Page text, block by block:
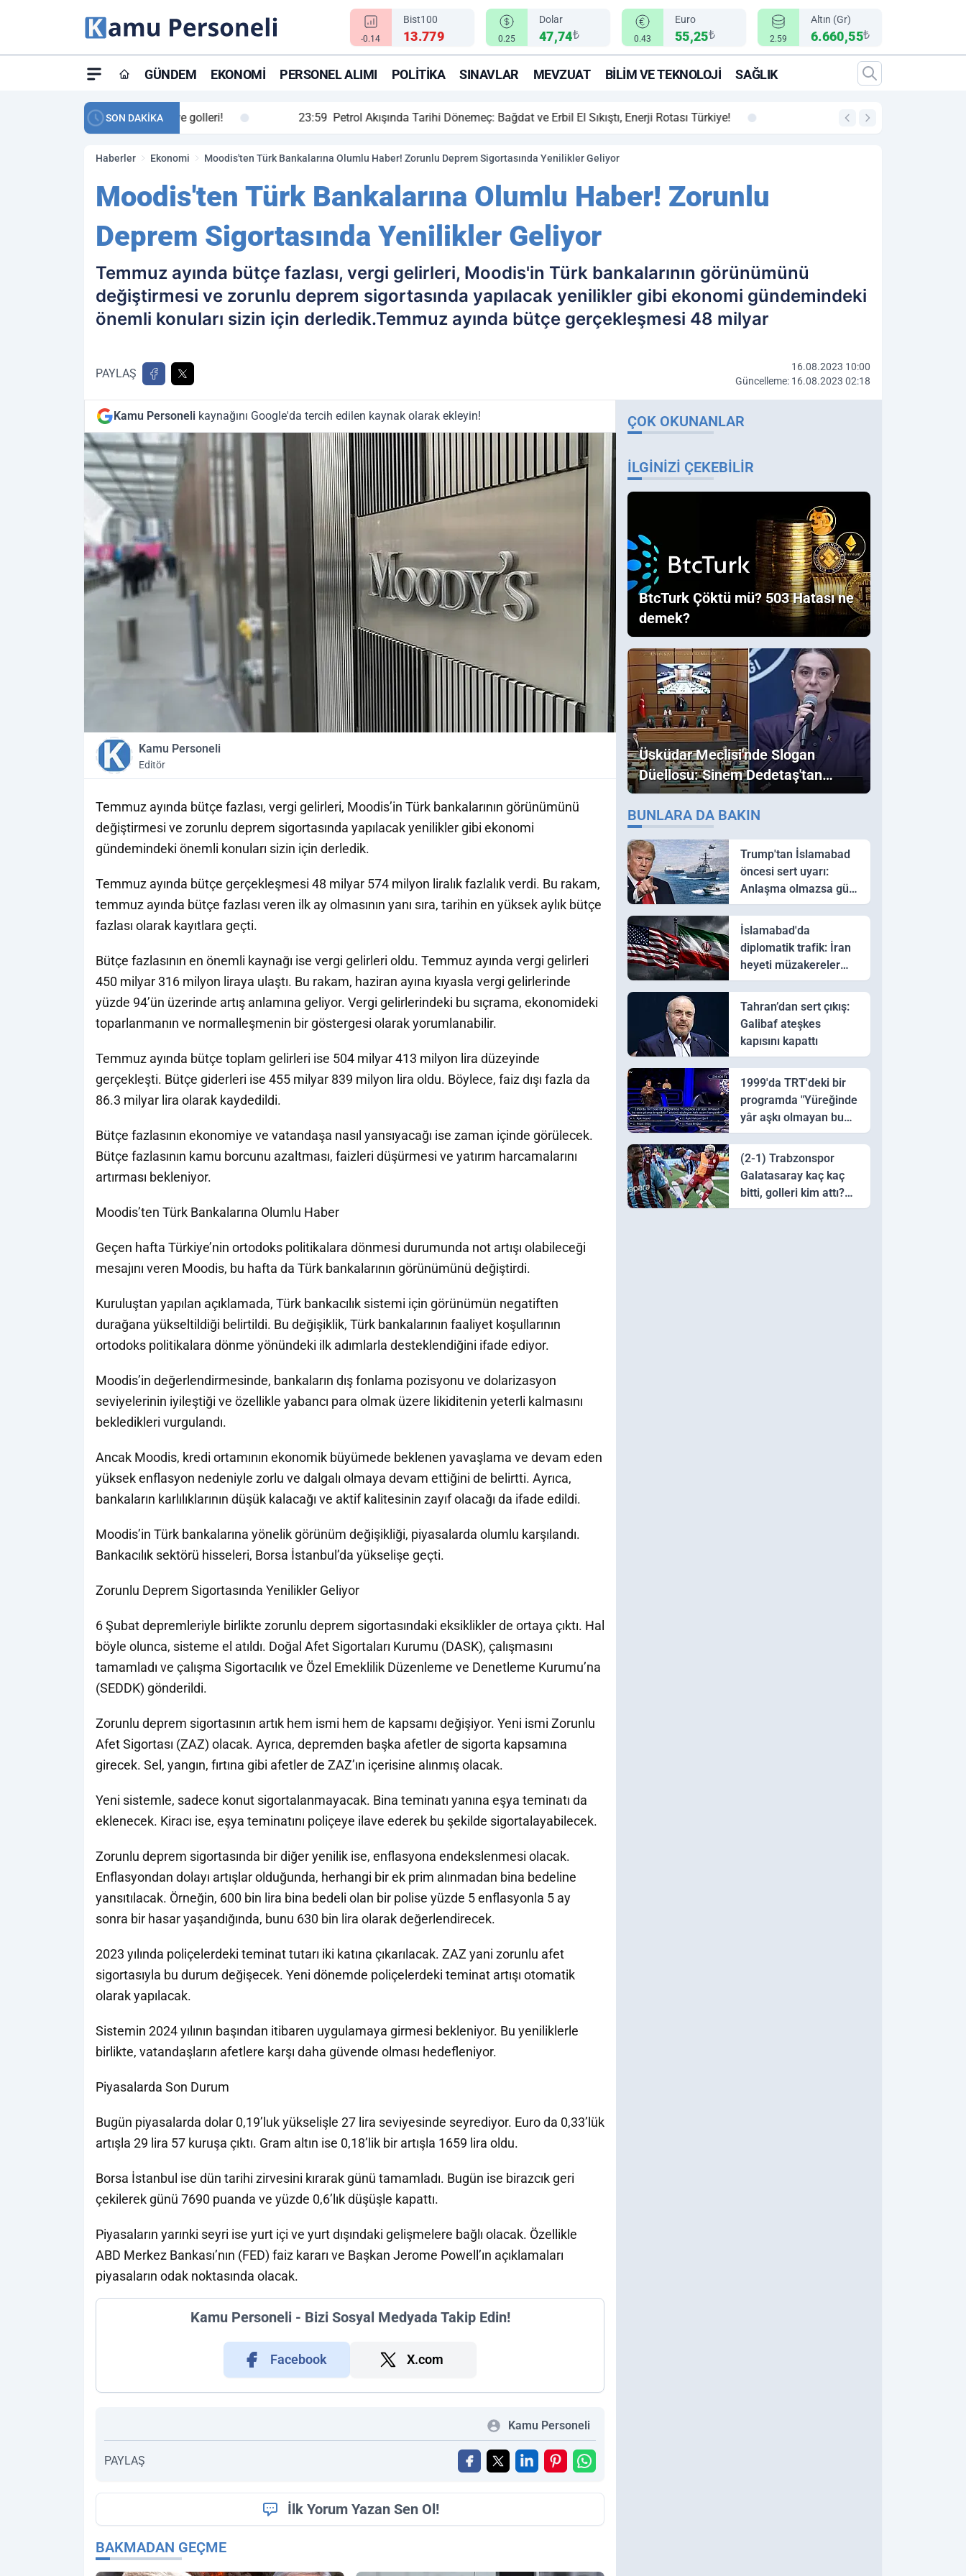
-0.14
Bist100
13.779 0.25
Dolar
47,74₺ 0.43
Euro
55,25₺ 2.59
Altın (Gr)
6.660,55₺
GÜNDEM EKONOMI PERSONEL ALIMI POLITIKA SINAVLAR MEVZUAT BILIM VE TEKNOLOJI SAĞLIK
SON DAKİKA
maç özeti ve golleri! 23:59 Petrol Akışında Tarihi Dönemeç: Bağdat ve Erbil El Sıkıştı, Enerji Rotası Türkiye! 00:12
Haberler Ekonomi Moodis'ten Türk Bankalarına Olumlu Haber! Zorunlu Deprem Sigortasında Yenilikler Geliyor
Moodis'ten Türk Bankalarına Olumlu Haber! Zorunlu
Deprem Sigortasında Yenilikler Geliyor
Temmuz ayında bütçe fazlası, vergi gelirleri, Moodis'in Türk bankalarının görünümünü
değiştirmesi ve zorunlu deprem sigortasında yapılacak yenilikler gibi ekonomi gündemindeki
önemli konuları sizin için derledik.Temmuz ayında bütçe gerçekleşmesi 48 milyar
PAYLAŞ
16.08.2023 10:00
Güncelleme: 16.08.2023 02:18
Kamu Personeli kaynağını Google'da tercih edilen kaynak olarak ekleyin!
Kamu Personeli
Editör
Temmuz ayında bütçe fazlası, vergi gelirleri, Moodis’in Türk bankalarının görünümünü
değiştirmesi ve zorunlu deprem sigortasında yapılacak yenilikler gibi ekonomi
gündemindeki önemli konuları sizin için derledik.
Temmuz ayında bütçe gerçekleşmesi 48 milyar 574 milyon liralık fazlalık verdi. Bu rakam,
temmuz ayında bütçe fazlası veren ilk ay olmasının yanı sıra, tarihin en yüksek aylık bütçe
fazlası olarak kayıtlara geçti.
Bütçe fazlasının en önemli kaynağı ise vergi gelirleri oldu. Temmuz ayında vergi gelirleri
450 milyar 316 milyon liraya ulaştı. Bu rakam, haziran ayına kıyasla vergi gelirlerinde
yüzde 94’ün üzerinde artış anlamına geliyor. Vergi gelirlerindeki bu sıçrama, ekonomideki
toparlanmanın ve normalleşmenin bir göstergesi olarak yorumlanabilir.
Temmuz ayında bütçe toplam gelirleri ise 504 milyar 413 milyon lira düzeyinde
gerçekleşti. Bütçe giderleri ise 455 milyar 839 milyon lira oldu. Böylece, faiz dışı fazla da
86.3 milyar lira olarak kaydedildi.
Bütçe fazlasının ekonomiye ve vatandaşa nasıl yansıyacağı ise zaman içinde görülecek.
Bütçe fazlasının kamu borcunu azaltması, faizleri düşürmesi ve yatırım harcamalarını
artırması bekleniyor.
Moodis’ten Türk Bankalarına Olumlu Haber
Geçen hafta Türkiye’nin ortodoks politikalara dönmesi durumunda not artışı olabileceği
mesajını veren Moodis, bu hafta da Türk bankalarının görünümünü değiştirdi.
Kuruluştan yapılan açıklamada, Türk bankacılık sistemi için görünümün negatiften
durağana yükseltildiği belirtildi. Bu değişiklik, Türk bankalarının faaliyet koşullarının
ortodoks politikalara dönme yönündeki ilk adımlarla desteklendiğini ifade ediyor.
Moodis’in değerlendirmesinde, bankaların dış fonlama pozisyonu ve dolarizasyon
seviyelerinin iyileştiği ve özellikle yabancı para olmak üzere likiditenin yeterli kalmasını
bekledikleri vurgulandı.
Ancak Moodis, kredi ortamının ekonomik büyümede beklenen yavaşlama ve devam eden
yüksek enflasyon nedeniyle zorlu ve dalgalı olmaya devam ettiğini de belirtti. Ayrıca,
bankaların karlılıklarının düşük kalacağı ve aktif kalitesinin zayıf olacağı da ifade edildi.
Moodis’in Türk bankalarına yönelik görünüm değişikliği, piyasalarda olumlu karşılandı.
Bankacılık sektörü hisseleri, Borsa İstanbul’da yükselişe geçti.
Zorunlu Deprem Sigortasında Yenilikler Geliyor
6 Şubat depremleriyle birlikte zorunlu deprem sigortasındaki eksiklikler de ortaya çıktı. Hal
böyle olunca, sisteme el atıldı. Doğal Afet Sigortaları Kurumu (DASK), çalışmasını
tamamladı ve çalışma Sigortacılık ve Özel Emeklilik Düzenleme ve Denetleme Kurumu’na
(SEDDK) gönderildi.
Zorunlu deprem sigortasının artık hem ismi hem de kapsamı değişiyor. Yeni ismi Zorunlu
Afet Sigortası (ZAZ) olacak. Ayrıca, depremden başka afetler de sigorta kapsamına
girecek. Sel, yangın, fırtına gibi afetler de ZAZ’ın içerisine alınmış olacak.
Yeni sistemle, sadece konut sigortalanmayacak. Bina teminatı yanına eşya teminatı da
eklenecek. Kiracı ise, eşya teminatını poliçeye ilave ederek bu şekilde sigortalayabilecek.
Zorunlu deprem sigortasında bir diğer yenilik ise, enflasyona endekslenmesi olacak.
Enflasyondan dolayı artışlar olduğunda, herhangi bir ek prim alınmadan bina bedeline
yansıtılacak. Örneğin, 600 bin lira bina bedeli olan bir polise yüzde 5 enflasyonla 5 ay
sonra bir hasar yaşandığında, bunu 630 bin lira olarak değerlendirecek.
2023 yılında poliçelerdeki teminat tutarı iki katına çıkarılacak. ZAZ yani zorunlu afet
sigortasıyla bu durum değişecek. Yeni dönemde poliçelerdeki teminat artışı otomatik
olarak yapılacak.
Sistemin 2024 yılının başından itibaren uygulamaya girmesi bekleniyor. Bu yeniliklerle
birlikte, vatandaşların afetlere karşı daha güvende olması hedefleniyor.
Piyasalarda Son Durum
Bugün piyasalarda dolar 0,19’luk yükselişle 27 lira seviyesinde seyrediyor. Euro da 0,33’lük
artışla 29 lira 57 kuruşa çıktı. Gram altın ise 0,18’lik bir artışla 1659 lira oldu.
Borsa İstanbul ise dün tarihi zirvesini kırarak günü tamamladı. Bugün ise birazcık geri
çekilerek günü 7690 puanda ve yüzde 0,6’lık düşüşle kapattı.
Piyasaların yarınki seyri ise yurt içi ve yurt dışındaki gelişmelere bağlı olacak. Özellikle
ABD Merkez Bankası’nın (FED) faiz kararı ve Başkan Jerome Powell’ın açıklamaları
piyasaların odak noktasında olacak.
Kamu Personeli - Bizi Sosyal Medyada Takip Edin!
Facebook X.com
Kamu Personeli
PAYLAŞ
İlk Yorum Yazan Sen Ol!
BAKMADAN GEÇME
ÇOK OKUNANLAR
İLGINIZI ÇEKEBILIR
BtcTurk Çöktü mü? 503 Hatası ne
demek?
Üsküdar Meclisi'nde Slogan
Düellosu: Sinem Dedetaş'tan
Ezber Bozan "Erdoğan" ve
"İmamoğlu" Çıkışı!
BUNLARA DA BAKIN
Trump'tan İslamabad
öncesi sert uyarı:
Anlaşma olmazsa güç
kullanırız
İslamabad'da
diplomatik trafik: İran
heyeti müzakereler
için Pakistan'a ulaştı
Tahran’dan sert çıkış:
Galibaf ateşkes
kapısını kapattı
1999'da TRT'deki bir
programda "Yüreğinde
yâr aşkı olmayan bu
sazı çalarsa tingirdatır"
sözünü söyleyen halk
ozanı hangisidir?
(2-1) Trabzonspor
Galatasaray kaç kaç
bitti, golleri kim attı?
Trabzonspor